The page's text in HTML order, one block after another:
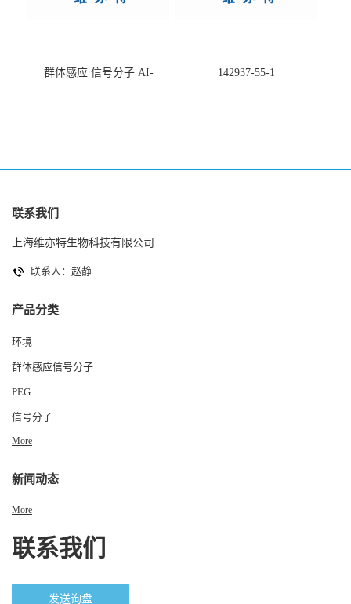
群体感应 信号分子 AI-
142937-55-1
联系我们
上海维亦特生物科技有限公司
联系人：赵静
产品分类
环境
群体感应信号分子
PEG
信号分子
More
新闻动态
More
联系我们
发送询盘